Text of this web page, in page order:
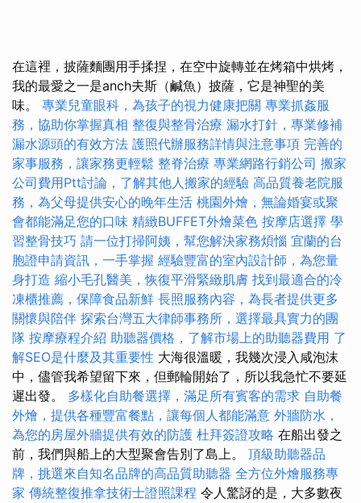
在這裡，披薩麵團用手揉捏，在空中旋轉並在烤箱中烘烤，
我的最愛之一是anch夫斯（鹹魚）披薩，它是神聖的美
味。 專業兒童眼科，為孩子的視力健康把關 專業抓姦服
務，協助你掌握真相 整復與整骨治療 漏水打針，專業修補
漏水源頭的有效方法 護照代辦服務詳情與注意事項 完善的
家事服務，讓家務更輕鬆 整脊治療 專業網路行銷公司 搬家
公司費用Ptt討論，了解其他人搬家的經驗 高品質養老院服
務，為父母提供安心的晚年生活 桃園外燴，無論婚宴或聚
會都能滿足您的口味 精緻BUFFET外燴菜色 按摩店選擇 學
習整骨技巧 請一位打掃阿姨，幫您解決家務煩惱 宜蘭的台
胞證申請資訊，一手掌握 經驗豐富的室內設計師，為您量
身打造 縮小毛孔醫美，恢復平滑緊緻肌膚 找到最適合的冷
凍櫃推薦，保障食品新鮮 長照服務內容，為長者提供更多
關懷與陪伴 探索台灣五大律師事務所，選擇最具實力的團
隊 按摩療程介紹 助聽器價格，了解市場上的助聽器費用 了
解SEO是什麼及其重要性 大海很溫暖，我幾次浸入咸泡沫
中，儘管我希望留下來，但郵輪開始了，所以我急忙不要延
遲出發。 多樣化自助餐選擇，滿足所有賓客的需求 自助餐
外燴，提供各種豐富餐點，讓每個人都能滿意 外牆防水，
為您的房屋外牆提供有效的防護 杜拜簽證攻略 在船出發之
前，我們與船上的大型聚會告別了島上。 頂級助聽器品
牌，挑選來自知名品牌的高品質助聽器 全方位外燴服務專
家 傳統整復推拿技術士證照課程 令人驚訝的是，大多數夜